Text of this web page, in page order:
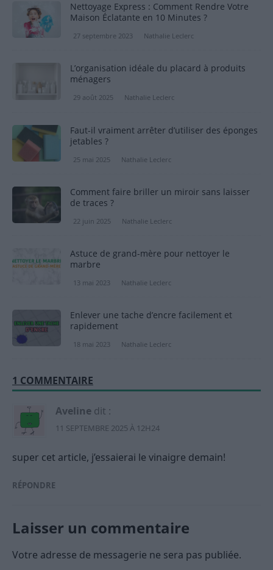
Nettoyage Express : Comment Rendre Votre
Maison Éclatante en 10 Minutes ?
27 septembre 2023 Nathalie Leclerc
L’organisation idéale du placard à produits
ménagers
29 août 2025 Nathalie Leclerc
Faut-il vraiment arrêter d’utiliser des éponges
jetables ?
25 mai 2025 Nathalie Leclerc
Comment faire briller un miroir sans laisser
de traces ?
22 juin 2025 Nathalie Leclerc
Astuce de grand-mère pour nettoyer le
marbre
13 mai 2023 Nathalie Leclerc
Enlever une tache d’encre facilement et
rapidement
18 mai 2023 Nathalie Leclerc
1 COMMENTAIRE
Aveline dit :
11 SEPTEMBRE 2025 À 12H24
super cet article, j’essaierai le vinaigre demain!
RÉPONDRE
Laisser un commentaire
Votre adresse de messagerie ne sera pas publiée.